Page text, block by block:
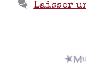
Laisser